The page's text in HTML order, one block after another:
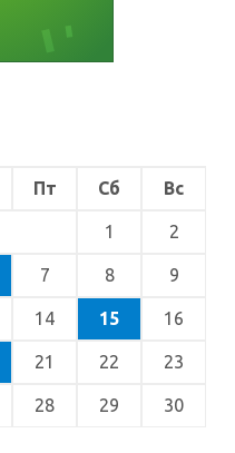
Пт Сб Вс
1 2
7 8 9
14 15 16
21 22 23
28 29
30